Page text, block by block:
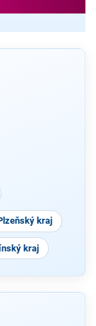
kraj
kraj